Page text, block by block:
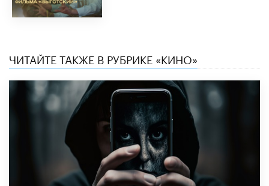
ЧИТАЙТЕ ТАКЖЕ В РУБРИКЕ «КИНО»